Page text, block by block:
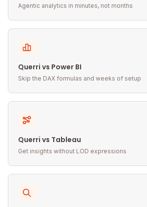
Agentic analytics in minutes, not months
Querri vs Power BI
Skip the DAX formulas and weeks of setup
Querri vs Tableau
Get insights without LOD expressions